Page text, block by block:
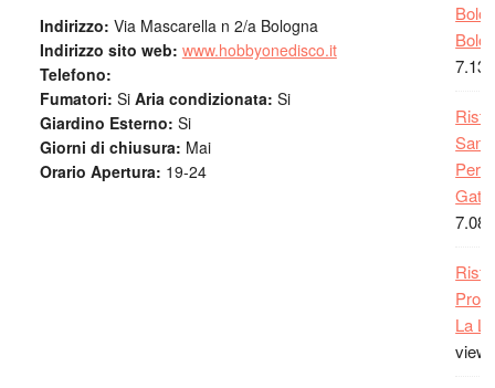
Indirizzo: Via Mascarella n 2/a Bologna
Indirizzo sito web: www.hobbyonedisco.it
Telefono:
Fumatori: Si Aria condizionata: Si
Giardino Esterno: Si
Giorni di chiusura: Mai
Orario Apertura: 19-24
San
La